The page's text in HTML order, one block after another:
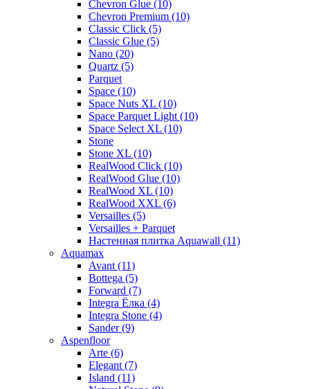
Chevron Glue (10)
Chevron Premium (10)
Classic Click (5)
Classic Glue (5)
Nano (20)
Quartz (5)
Parquet
Space (10)
Space Nuts XL (10)
Space Parquet Light (10)
Space Select XL (10)
Stone
Stone XL (10)
RealWood Click (10)
RealWood Glue (10)
RealWood XL (10)
RealWood XXL (6)
Versailles (5)
Versailles + Parquet
Настенная плитка Aquawall (11)
Aquamax
Avant (11)
Bottega (5)
Forward (7)
Integra Ёлка (4)
Integra Stone (4)
Sander (9)
Aspenfloor
Arte (6)
Elegant (7)
Island (11)